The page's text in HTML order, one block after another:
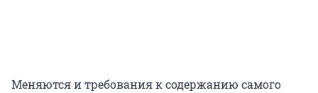
Меняются и требования к содержанию самого